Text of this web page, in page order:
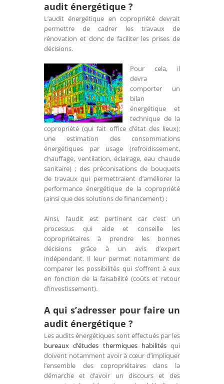
audit énergétique ?
L’audit énergétique en copropriété devrait
permettre de cadrer les travaux de
rénovation et donc de faciliter les prises de
décisions.
Pour cela, il
devra
comporter un
bilan
énergétique et
technique de la
copropriété (qui fait office d’état des lieux);
une estimation des consommations
énergétiques par usage (refroidissement,
chauffage, ventilation, éclairage, eau chaude
sanitaire) ; des préconisations de bouquets
de travaux qui permettraient d’améliorer la
performance énergétique de la copropriété
(ainsi que des solutions de financement) ;
Ainsi, l’audit est pertinent car c’est un
processus qui aide et conseille les
copropriétaires à prendre les bonnes
décisions grâce à un avis d’expert
indépendant. Il leur permet notamment de
comparer les possibilités qui s’offrent à eux
en fonction de la faisabilité (coûts et retour
d’investissement).
A qui s’adresser pour faire un
audit énergétique ?
Les audits énergétiques sont effectués par les
bureaux d’études thermiques habilitésqui
doivent notamment avoir à cœur d’impliquer
l’ensemble des copropriétaires dans la
démarche et d’avoir un discours et des